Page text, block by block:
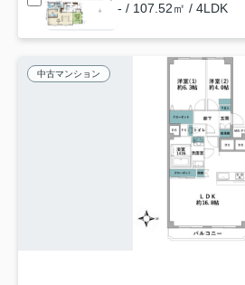
- / 107.52㎡ / 4LDK
中古マンション